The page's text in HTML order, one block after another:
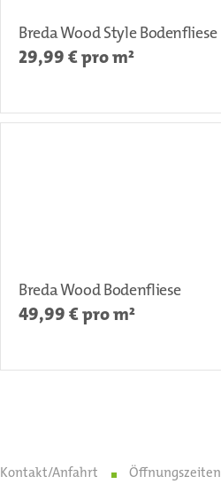
Breda Wood Style Bodenfliese
29,99 € pro m²
Breda Wood Bodenfliese
49,99 € pro m²
Kontakt/Anfahrt Öffnungszeiten